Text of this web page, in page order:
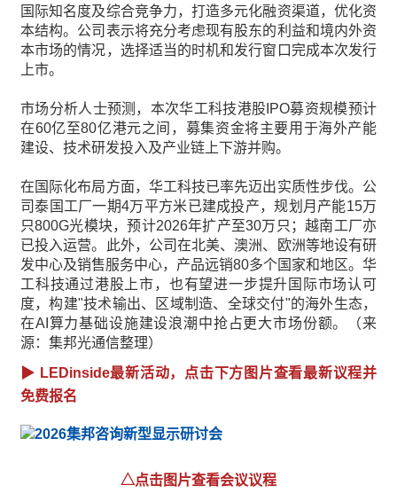
国际知名度及综合竞争力，打造多元化融资渠道，优化资
本结构。公司表示将充分考虑现有股东的利益和境内外资
本市场的情况，选择适当的时机和发行窗口完成本次发行
上市。
市场分析人士预测，本次华工科技港股IPO募资规模预计
在60亿至80亿港元之间，募集资金将主要用于海外产能
建设、技术研发投入及产业链上下游并购。
在国际化布局方面，华工科技已率先迈出实质性步伐。公
司泰国工厂一期4万平方米已建成投产，规划月产能15万
只800G光模块，预计2026年扩产至30万只；越南工厂亦
已投入运营。此外，公司在北美、澳洲、欧洲等地设有研
发中心及销售服务中心，产品远销80多个国家和地区。华
工科技通过港股上市，也有望进一步提升国际市场认可
度，构建"技术输出、区域制造、全球交付"的海外生态，
在AI算力基础设施建设浪潮中抢占更大市场份额。（来
源：集邦光通信整理）
▶ LEDinside最新活动，点击下方图片查看最新议程并
免费报名
△点击图片查看会议议程